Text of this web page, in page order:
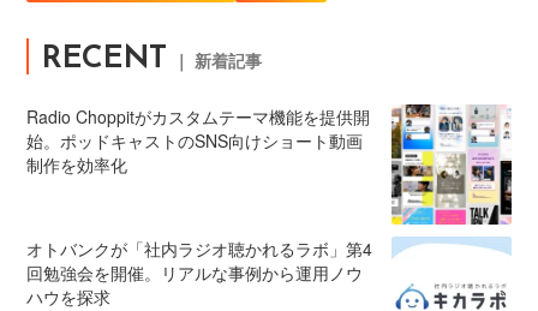
RECENT ｜ 新着記事
Radio Choppitがカスタムテーマ機能を提供開
始。ポッドキャストのSNS向けショート動画
制作を効率化
オトバンクが「社内ラジオ聴かれるラボ」第4
回勉強会を開催。リアルな事例から運用ノウ
ハウを探求